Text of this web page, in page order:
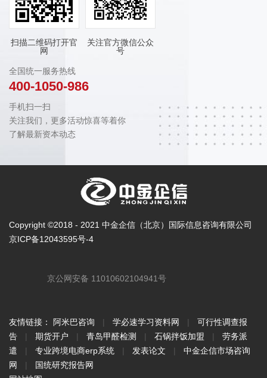
扫描二维码打开官
网
关注官方微信公众
号
全国统一服务热线
400-1050-986
手机扫一扫
关注我们，更多活动惊喜等着你
了解最新资本动态
Copyright ©2018 - 2021 中金企信（北京）国际信息咨询有限公司
京ICP备12043595号-4
京公网安备 11010602104941号
友情链接： 阿米巴咨询 | 学必速学习资料网 |
可行性调查报
告
| 期货开户 | 青岛甲醛检测 | 石锅拌饭加盟 |
劳务派
遣
| 专业跨境电商erp系统 | 发表论文 |
中金企信市场咨询
网
|
国统研究报告网